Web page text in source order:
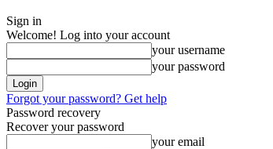
Sign in
Welcome! Log into your account
your username
your password
Forgot your password? Get help
Password recovery
Recover your password
your email